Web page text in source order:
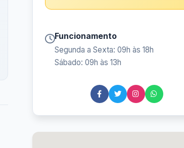
Funcionamento
Segunda a Sexta: 09h às 18h
Sábado: 09h às 13h